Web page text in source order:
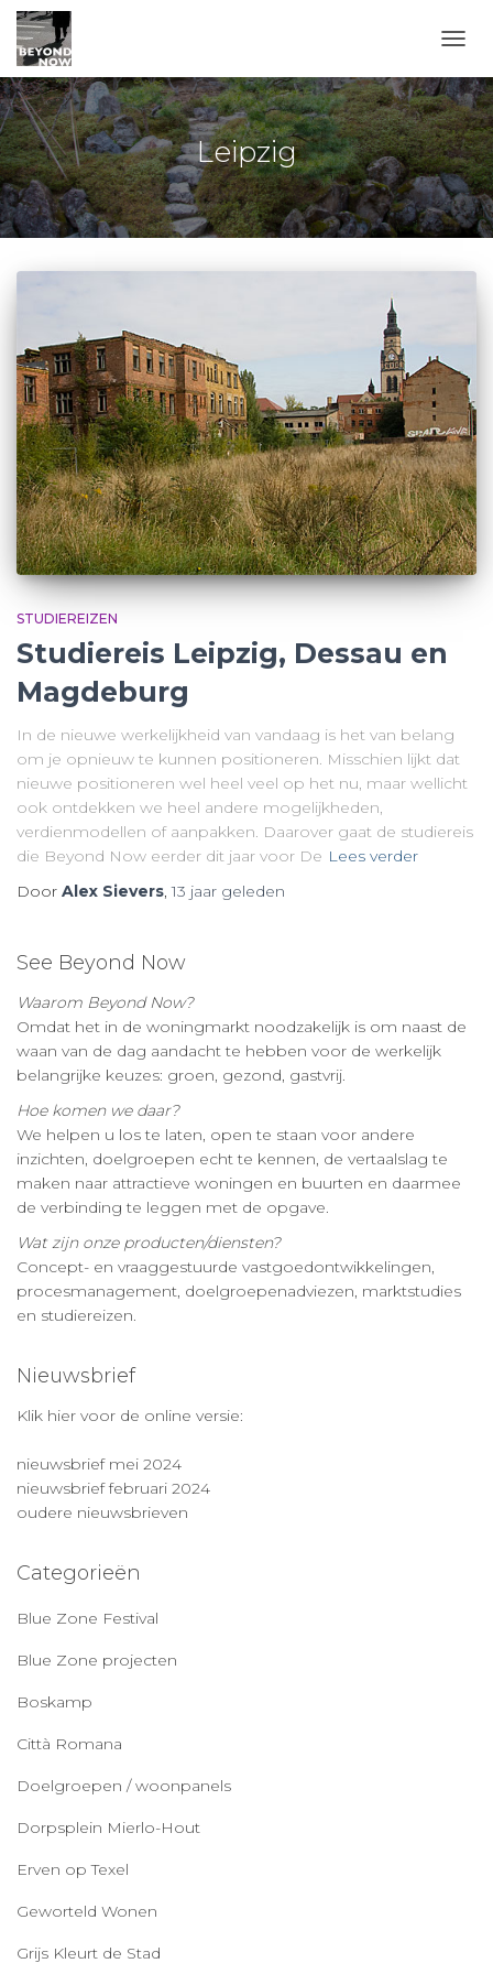
Leipzig
STUDIEREIZEN
Studiereis Leipzig, Dessau en
Magdeburg
In de nieuwe werkelijkheid van vandaag is het van belang
om je opnieuw te kunnen positioneren. Misschien lijkt dat
nieuwe positioneren wel heel veel op het nu, maar wellicht
ook ontdekken we heel andere mogelijkheden,
verdienmodellen of aanpakken. Daarover gaat de studiereis
die Beyond Now eerder dit jaar voor De Lees verder
Door Alex Sievers,13 jaar geleden
See Beyond Now
Waarom Beyond Now?
Omdat het in de woningmarkt noodzakelijk is om naast de
waan van de dag aandacht te hebben voor de werkelijk
belangrijke keuzes: groen, gezond, gastvrij.
Hoe komen we daar?
We helpen u los te laten, open te staan voor andere
inzichten, doelgroepen echt te kennen, de vertaalslag te
maken naar attractieve woningen en buurten en daarmee
de verbinding te leggen met de opgave.
Wat zijn onze producten/diensten?
Concept- en vraaggestuurde vastgoedontwikkelingen,
procesmanagement, doelgroepenadviezen, marktstudies
en studiereizen.
Nieuwsbrief
Klik hier voor de online versie:
nieuwsbrief mei 2024
nieuwsbrief februari 2024
oudere nieuwsbrieven
Categorieën
Blue Zone Festival
Blue Zone projecten
Boskamp
Città Romana
Doelgroepen / woonpanels
Dorpsplein Mierlo-Hout
Erven op Texel
Geworteld Wonen
Grijs Kleurt de Stad